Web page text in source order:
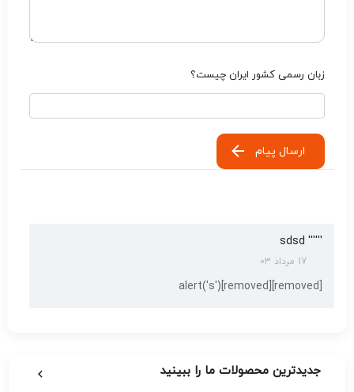
زبان رسمی کشور ایران چیست؟
ارسال پیام
'''''' sdsd
17 مرداد 03
[removed]alert('s')[removed]
جدیدترین محصولات ما را ببینید